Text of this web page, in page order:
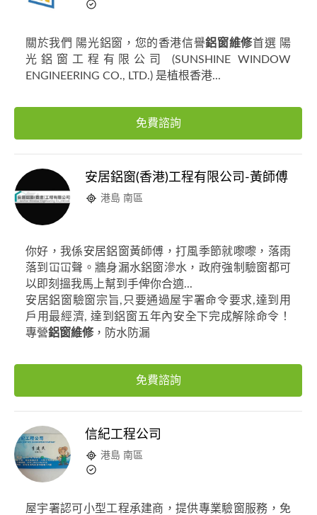
關於我們 陽光鋁窗，您的香港信譽鋁窗維修首選 陽
光鋁窗工程有限公司 (SUNSHINE WINDOW
ENGINEERING CO., LTD.) 是植根香港...
免費諮詢
安居鋁窗(香港)工程有限公司-黃師傅
港島 南區
你好，我係安居鋁窗黃師傅，打風季節就嚟嚟，落雨
落到冚冚聲。牆身漏水鋁窗滲水，政府強制驗窗都可
以即刻搵我馬上幫到手俾你合適...
安居鋁窗驗窗宗旨,只要通過屋宇署命令要求,達到用
戶用最經濟, 達到鋁窗五年內安全下完成解除命令！
專營鋁窗維修，防水防漏
免費諮詢
信紀工程公司
港島 南區
屋宇署認可小型工程承建商，提供專業驗窗服務，免